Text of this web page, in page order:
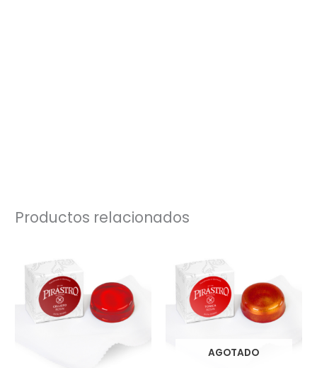
Productos relacionados
AGOTADO